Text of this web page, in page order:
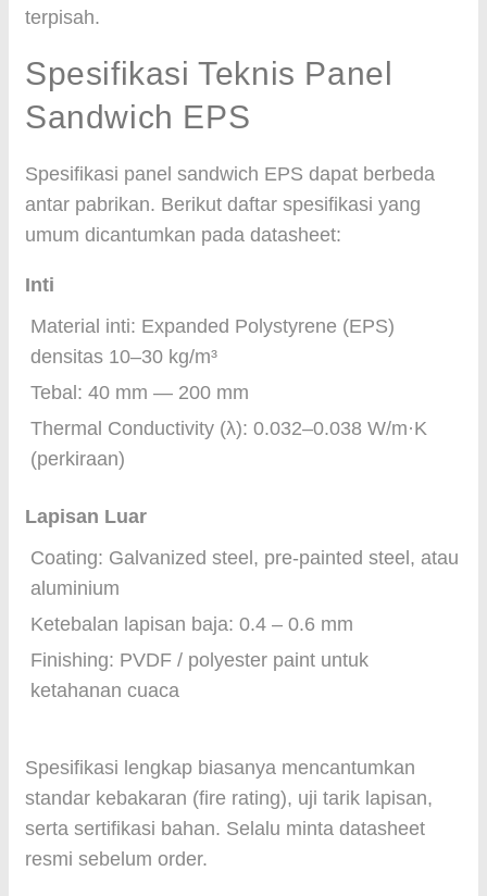
terpisah.
Spesifikasi Teknis Panel
Sandwich EPS
Spesifikasi panel sandwich EPS dapat berbeda
antar pabrikan. Berikut daftar spesifikasi yang
umum dicantumkan pada datasheet:
Inti
Material inti: Expanded Polystyrene (EPS)
densitas 10–30 kg/m³
Tebal: 40 mm — 200 mm
Thermal Conductivity (λ): 0.032–0.038 W/m·K
(perkiraan)
Lapisan Luar
Coating: Galvanized steel, pre-painted steel, atau
aluminium
Ketebalan lapisan baja: 0.4 – 0.6 mm
Finishing: PVDF / polyester paint untuk
ketahanan cuaca
Spesifikasi lengkap biasanya mencantumkan
standar kebakaran (fire rating), uji tarik lapisan,
serta sertifikasi bahan. Selalu minta datasheet
resmi sebelum order.